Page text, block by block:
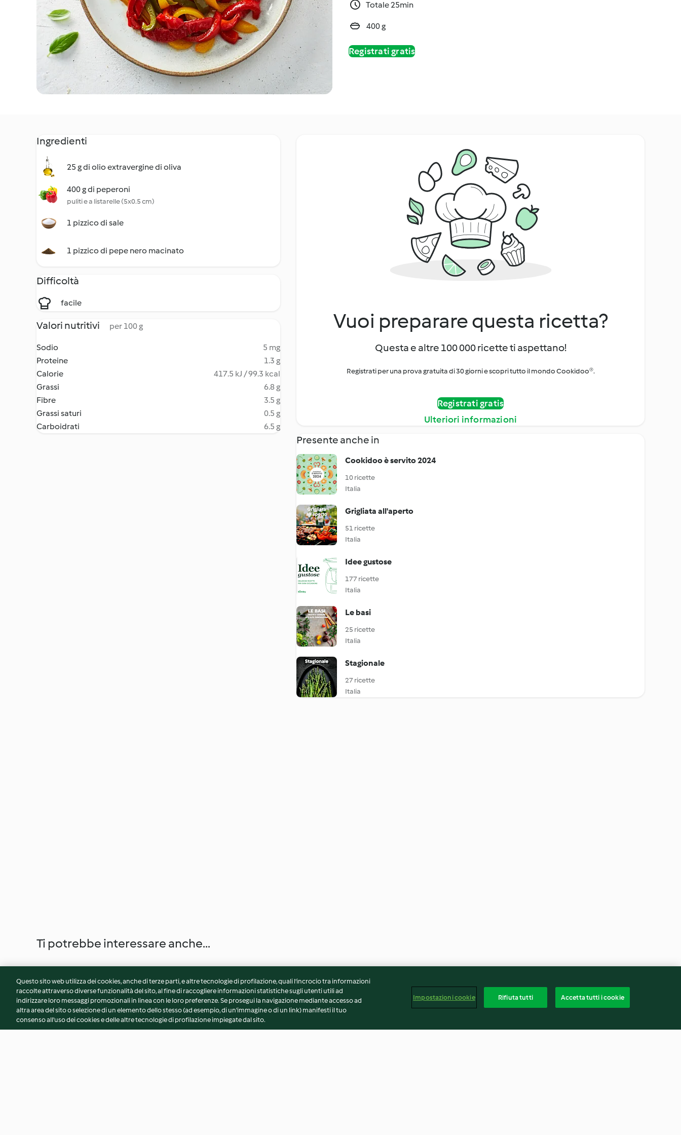
Totale 25min
400 g
Registrati gratis
Ingredienti
25 g di olio extravergine di oliva
400 g di peperoni
puliti e a listarelle (5x0.5 cm)
1 pizzico di sale
1 pizzico di pepe nero macinato
Difficoltà
facile
Valori nutritivi per 100 g
Sodio
5 mg
Proteine
1.3 g
Calorie
417.5 kJ / 99.3 kcal
Grassi
6.8 g
Fibre
3.5 g
Grassi saturi
0.5 g
Carboidrati
6.5 g
Vuoi preparare questa ricetta?
Questa e altre 100 000 ricette ti aspettano!
Registrati per una prova gratuita di 30 giorni e scopri tutto il mondo Cookidoo®.
Registrati gratis
Ulteriori informazioni
Presente anche in
Cookidoo è servito 2024
10 ricette
Italia
Grigliata all'aperto
51 ricette
Italia
Idee gustose
177 ricette
Italia
Le basi
25 ricette
Italia
Stagionale
27 ricette
Italia
Ti potrebbe interessare anche...
Questo sito web utilizza dei cookies, anche di terze parti, e altre tecnologie di profilazione, quali l’incrocio tra informazioni
raccolte attraverso diverse funzionalità del sito, al fine di raccogliere informazioni statistiche sugli utenti utili ad
indirizzare loro messaggi promozionali in linea con le loro preferenze. Se prosegui la navigazione mediante accesso ad
altra area del sito o selezione di un elemento dello stesso (ad esempio, di un'immagine o di un link) manifesti il tuo
consenso all'uso dei cookies e delle altre tecnologie di profilazione impiegate dal sito.
Impostazioni cookie Rifiuta tutti Accetta tutti i cookie